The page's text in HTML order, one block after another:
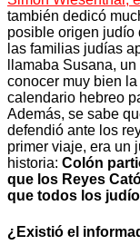
también dedicó
posible origen judío
las familias judías
llamaba Susana,
conocer muy bien
calendario hebreo
Además, se sabe
defendió ante los
primer viaje, era un
historia: Colón
que los Reyes
que todos los
¿Existió el